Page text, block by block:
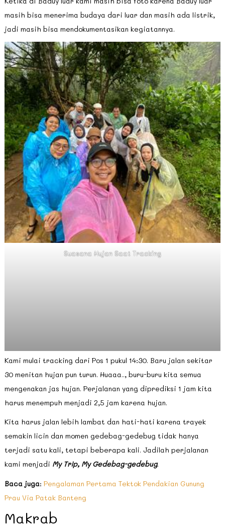
masih bisa menerima budaya dari luar dan masih ada listrik,
jadi masih bisa mendokumentasikan kegiatannya.
Suasana Hujan Saat Tracking
Kami mulai tracking dari Pos 1 pukul 14:30. Baru jalan sekitar
30 menitan hujan pun turun. Huaaa.., buru-buru kita semua
mengenakan jas hujan. Perjalanan yang diprediksi 1 jam kita
harus menempuh menjadi 2,5 jam karena hujan.
Kita harus jalan lebih lambat dan hati-hati karena trayek
semakin licin dan momen gedebag-gedebug tidak hanya
terjadi satu kali, tetapi beberapa kali. Jadilah perjalanan
kami menjadi My Trip, My Gedebag-gedebug.
Baca juga: Pengalaman Pertama Tektok Pendakian Gunung
Prau Via Patak Banteng
Makrab